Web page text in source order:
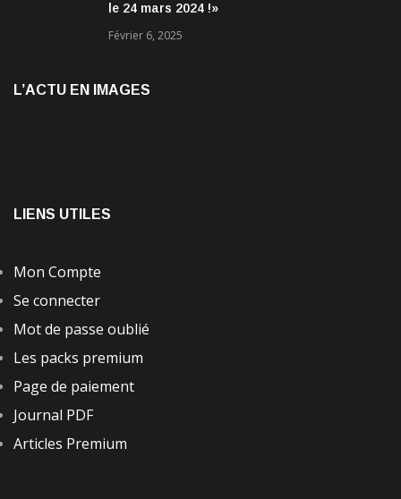
le 24 mars 2024 !»
Février 6, 2025
L’ACTU EN IMAGES
LIENS UTILES
Mon Compte
Se connecter
Mot de passe oublié
Les packs premium
Page de paiement
Journal PDF
Articles Premium